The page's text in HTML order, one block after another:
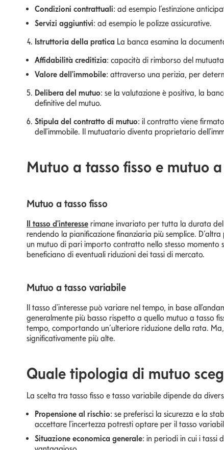
Condizioni contrattuali: ad esempio l’estinzione
Servizi aggiuntivi: ad esempio le polizze assicurative.
Istruttoria della pratica La banca esamina la
Affidabilità creditizia: capacità di rimborso del
Valore dell'immobile: attraverso una perizia, per
Delibera del mutuo: se la valutazione è positiva, la
definitive del mutuo.
Stipula del contratto di mutuo: il contratto viene
dell'immobile. Il mutuatario diventa proprietario
Mutuo a tasso fisso e mutuo
Mutuo a tasso fisso
Il tasso d'interesse rimane invariato per tutta la durata del
rendendo la pianificazione finanziaria più semplice.
un mutuo di pari importo contratto nello stesso momento
beneficiano di eventuali riduzioni dei tassi di mercato.
Mutuo a tasso variabile
Il tasso d'interesse può variare nel tempo, in base
generalmente più basso rispetto a quello mutuo a tasso
tempo, comportando un’ulteriore riduzione della rata.
significativamente più alte.
Quale tipologia di mutuo
La scelta tra tasso fisso e tasso variabile dipende da
Propensione al rischio: se preferisci la sicurezza e la
accettare l'incertezza potresti optare per il tasso
Situazione economica generale: in periodi in cui i tassi